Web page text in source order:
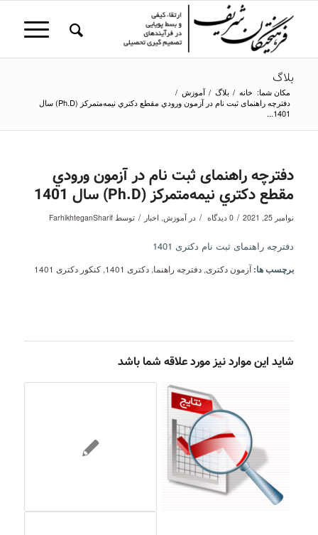
بلاگ
مکان شما: خانه / بلاگ / آموزش /
دفترچه راهنمای ثبت نام در آزمون ورودي مقطع دكتري نيمه‌متمركز (Ph.D) سال
1401...
دفترچه راهنمای ثبت نام در آزمون ورودي
مقطع دكتري نيمه‌متمركز (Ph.D) سال 1401
نوامبر 25, 2021 / 0 دیدگاه / درآموزش, اخبار / توسط FarhikhteganSharif
دفترچه راهنمای ثبت نام دکتری 1401
برچسب ها: آزمون دکتری, دفترچه راهنما, دکتری 1401 , کنکور دکتری 1401
شاید این موارد نیز مورد علاقه شما باشد